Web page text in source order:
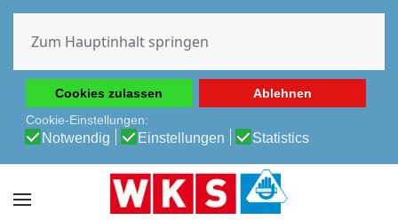
Erfahrung auf unserer Website zu ermöglichen.
Cookie-Richtlinie
Datenschutz-Bestimmungen
Cookies zulassen
Ablehnen
Cookie-Einstellungen:
Notwendig Einstellungen Statistics
Zum Hauptinhalt springen